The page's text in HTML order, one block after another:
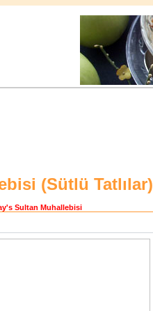
(Sütlü Tatlılar)
's Sultan Muhallebisi